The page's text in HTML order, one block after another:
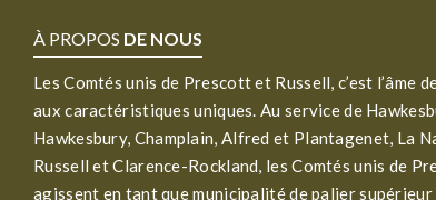
À PROPOS DE NOUS
Les Comtés unis de Prescott et Russell, c’est l’âme
aux caractéristiques uniques. Au service de
Hawkesbury, Champlain, Alfred et Plantagenet, La
Russell et Clarence-Rockland, les Comtés unis de
agissent en tant que municipalité de palier